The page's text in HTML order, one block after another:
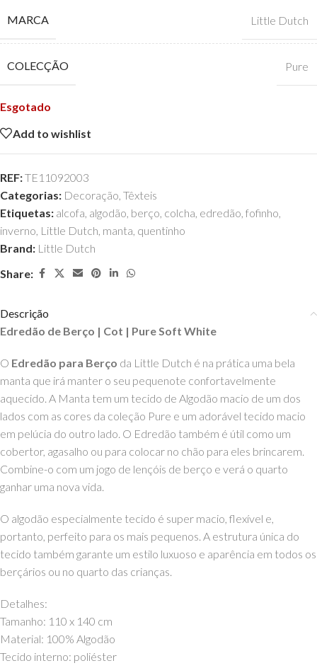
MARCA Little Dutch
COLECÇÃO Pure
Esgotado
Add to wishlist
REF:TE11092003
Categorias: Decoração, Têxteis
Etiquetas: alcofa, algodão, berço, colcha, edredão, fofinho,
inverno, Little Dutch, manta, quentinho
Brand: Little Dutch
Share:
Descrição
Edredão de Berço | Cot | Pure Soft White
O Edredão para Berço da Little Dutch é na prática uma bela
manta que irá manter o seu pequenote confortavelmente
aquecido. A Manta tem um tecido de Algodão macio de um dos
lados com as cores da coleção Pure e um adorável tecido macio
em pelúcia do outro lado. O Edredão também é útil como um
cobertor, agasalho ou para colocar no chão para eles brincarem.
Combine-o com um jogo de lençóis de berço e verá o quarto
ganhar uma nova vida.
O algodão especialmente tecido é super macio, flexível e,
portanto, perfeito para os mais pequenos. A estrutura única do
tecido também garante um estilo luxuoso e aparência em todos os
berçários ou no quarto das crianças.
Detalhes:
Tamanho: 110 x 140 cm
Material: 100% Algodão
Tecido interno: poliéster